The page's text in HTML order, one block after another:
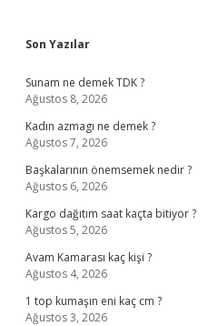
Sidebar
Son Yazılar
Sunam ne demek TDK ?
Ağustos 8, 2026
Kadın azmagı ne demek ?
Ağustos 7, 2026
Başkalarının önemsemek nedir ?
Ağustos 6, 2026
Kargo dağıtım saat kaçta bitiyor ?
Ağustos 5, 2026
Avam Kamarası kaç kişi ?
Ağustos 4, 2026
1 top kumaşın eni kaç cm ?
Ağustos 3, 2026